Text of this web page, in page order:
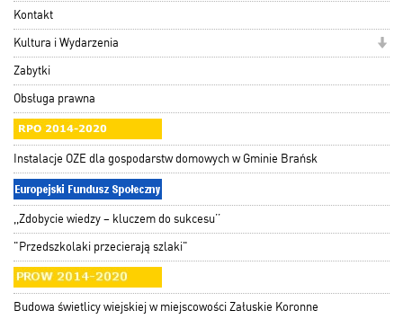
Kontakt
Kultura i Wydarzenia
Zabytki
Obsługa prawna
Instalacje OZE dla gospodarstw domowych w Gminie Brańsk
,,Zdobycie wiedzy – kluczem do sukcesu’’
"Przedszkolaki przecierają szlaki"
Budowa świetlicy wiejskiej w miejscowości Załuskie Koronne